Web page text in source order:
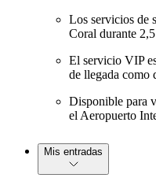
Los servicios de
Coral durante
El servicio VIP
de llegada como
Disponible para
el Aeropuerto
Mis entradas